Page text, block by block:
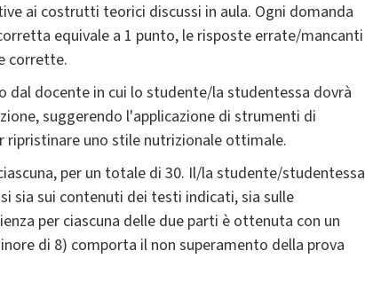
ai costrutti teorici discussi in aula. Ogni domanda
equivale a 1 punto, le risposte errate/mancanti
corrette.
dal docente in cui lo studente/la studentessa dovrà
suggerendo l'applicazione di strumenti di
ripristinare uno stile nutrizionale ottimale.
per un totale di 30. Il/la studente/studentessa
sia sui contenuti dei testi indicati, sia sulle
per ciascuna delle due parti è ottenuta con un
di 8) comporta il non superamento della prova